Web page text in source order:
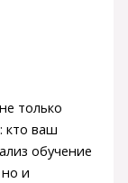
только
кто ваш
обучение
и